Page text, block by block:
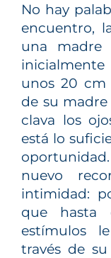
No hay
encuentro,
una
unos 20 cm
de su
clava los
está lo
nuevo
intimidad:
que hasta
estímulos
través de